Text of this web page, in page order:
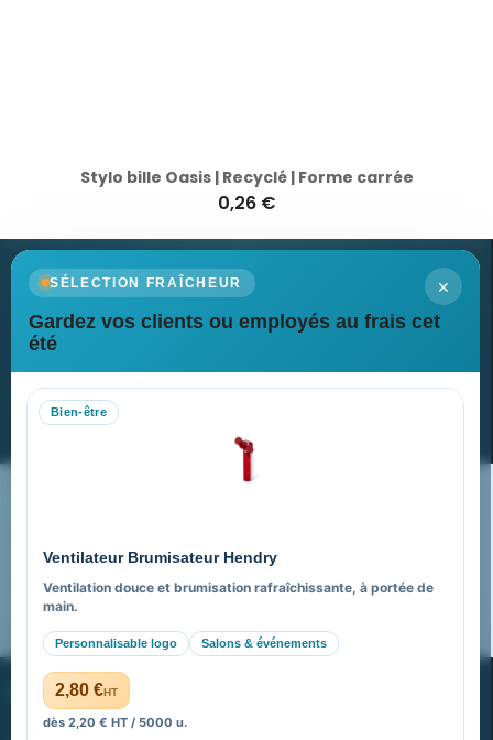
Stylo bille Oasis | Recyclé | Forme carrée
0,26 €
×
SÉLECTION FRAÎCHEUR
Gardez vos clients ou employés au frais cet
été
Bien-être
Ventilateur Brumisateur Hendry
Ventilation douce et brumisation rafraîchissante, à portée de
main.
Personnalisable logo Salons & événements
2,80 €HT
dès 2,20 € HT / 5000 u.
Newsletter
Recevez nos dernières nouvelles et nos offres spéciales
Nos expertises & accompagnement global
FAQ sur Promenoch Goodies Pub France
Pourquoi ça a marché à 100% pour moi ?
PROMENOCH GOODIES